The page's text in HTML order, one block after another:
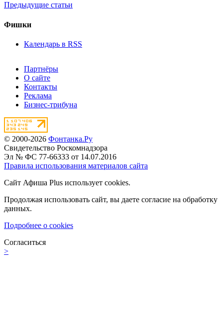
Предыдущие статьи
Фишки
Календарь в RSS
Партнёры
О сайте
Контакты
Реклама
Бизнес-трибуна
© 2000-2026 Фонтанка.Ру
Свидетельство Роскомнадзора
Эл № ФС 77-66333 от 14.07.2016
Правила использования материалов сайта
Сайт Афиша Plus использует cookies.
Продолжая использовать сайт, вы даете согласие на обработку
данных.
Подробнее о cookies
Согласиться
>